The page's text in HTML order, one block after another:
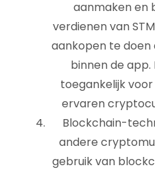
aanmaken en
verdienen van
aankopen te
binnen de
toegankelijk
ervaren
Blockchain-
andere
gebruik van